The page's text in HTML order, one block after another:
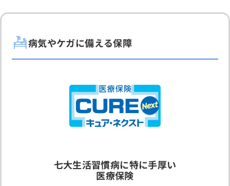
病気やケガに備える保障
七大生活習慣病に特に手厚い
医療保険